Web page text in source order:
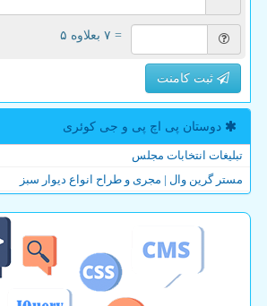
= ۷ بعلاوه ۵
ثبت کامنت
دوستان پی اچ پی و جی كوئری
تبلیغات انتخابات مجلس
مستر گرین وال | مجری و طراح انواع دیوار سبز